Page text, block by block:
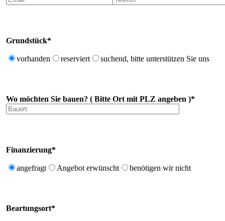
Grundstück*
vorhanden reserviert suchend, bitte unterstützen Sie uns
Wo möchten Sie bauen? ( Bitte Ort mit PLZ angeben )*
Finanzierung*
angefragt Angebot erwünscht benötigen wir nicht
Beartungsort*